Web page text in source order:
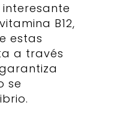
B12,
estas
a través
se